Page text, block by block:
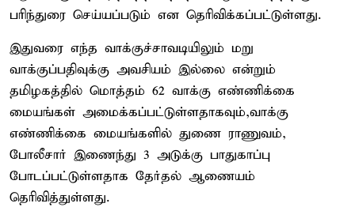
பரிந்துரை செய்யப்படும் என தெரிவிக்கப்பட்டுள்ளது.
இதுவரை எந்த வாக்குச்சாவடியிலும் மறு
வாக்குப்பதிவுக்கு அவசியம் இல்லை என்றும்
தமிழகத்தில் மொத்தம் 62 வாக்கு எண்ணிக்கை
மையங்கள் அமைக்கப்பட்டுள்ளதாகவும்,வாக்கு
எண்ணிக்கை மையங்களில் துணை ராணுவம்,
போலீசார் இணைந்து 3 அடுக்கு பாதுகாப்பு
போடப்பட்டுள்ளதாக தேர்தல் ஆணையம்
தெரிவித்துள்ளது.